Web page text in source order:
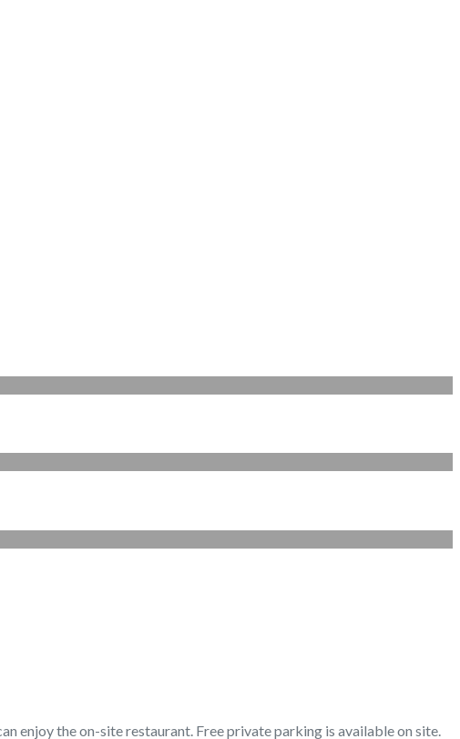
enjoy the on-site restaurant. Free private parking is available on site.